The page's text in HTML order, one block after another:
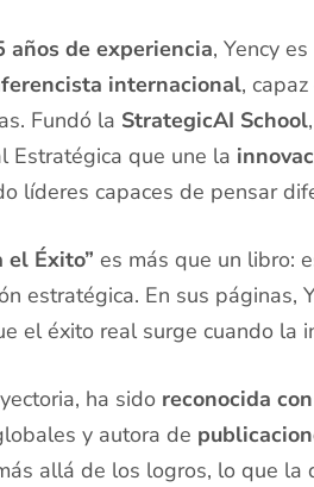
años de experiencia, Yency
internacional,
Fundó la StrategicAI School
Estratégica que une la
líderes capaces de pensar
el Éxito” es más que un libro:
estratégica. En sus páginas,
el éxito real surge cuando la
ha sido reconocida
y autora de
allá de los logros, lo que